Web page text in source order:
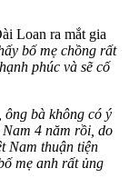
Loan ra mắt gia
bố mẹ chồng rất
phúc và sẽ cố
ông bà không có ý
4 năm rồi, do
Nam thuận tiện
mẹ anh rất ủng